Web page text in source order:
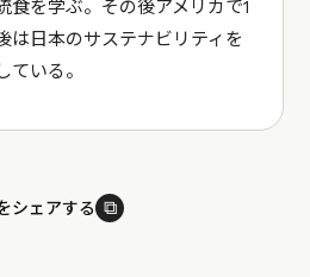
食を学ぶ。その後アメリカで1
は日本のサステナビリティを
ている。
シェアする ⧉